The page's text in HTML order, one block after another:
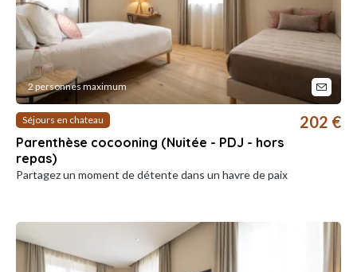
2 personnes maximum
Séjours en chateau
Parenthèse cocooning (Nuitée - PDJ - hors
repas)
202 €
Partagez un moment de détente dans un havre de paix